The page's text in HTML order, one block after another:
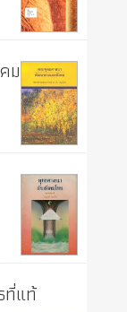
ม
ที่แท้